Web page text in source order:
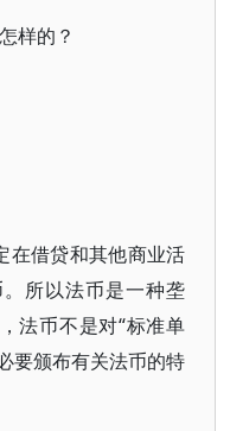
样的？
在借贷和其他商业活
所以法币是一种垄
法币不是对“标准单
要颁布有关法币的特